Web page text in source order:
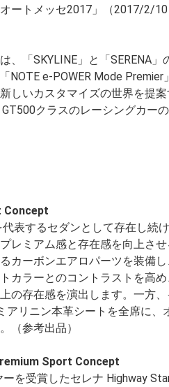
ートメッセ2017」（2017/2/
、「SKYLINE」と「SERENA
NOTE e-POWER Mode
しいカスタマイズの世界を提案
GT500クラスのレーシングカー
Concept
表するセダンとして存在し続
レミアム感と存在感を向上さ
カーボンエアロパーツを装備
カラーとのコントラストを高
の存在感を演出します。一方
アリニン本革シートを全席に
（参考出品）
Sport Concept
を受賞したセレナ Highway